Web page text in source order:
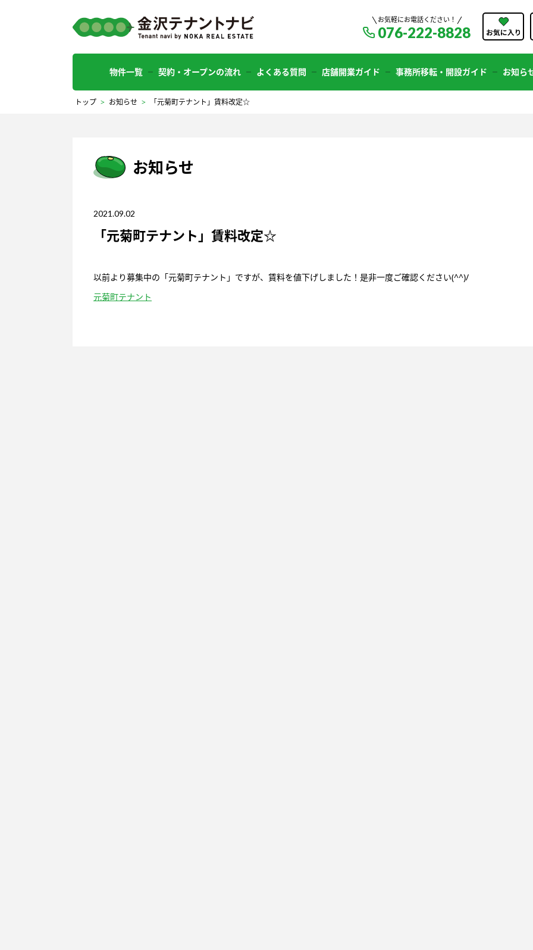
お気軽にお電話ください！
076-222-8828
物件一覧 契約・オープンの流れ よくある質問 店舗開業ガイド 事務所移転・開設ガイド お知ら
トップ > お知らせ > 「元菊町テナント」賃料改定☆
お知らせ
2021.09.02
「元菊町テナント」賃料改定☆
以前より募集中の「元菊町テナント」ですが、賃料を値下げしました！是非一度ご確認ください(^^)/
元菊町テナント